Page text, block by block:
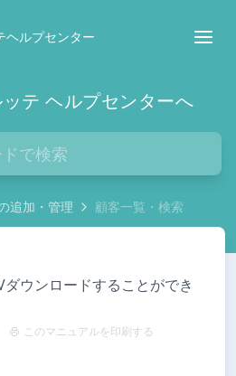
ヘルプセンター
テ ヘルプセンターへ
追加・管理 顧客一覧・検索
ダウンロードすることができ
このマニュアルを印刷する